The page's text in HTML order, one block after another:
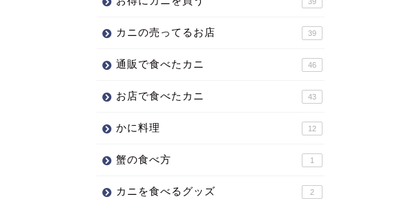
カニの売ってるお店 39
通販で食べたカニ 46
お店で食べたカニ 43
かに料理 12
蟹の食べ方 1
カニを食べるグッズ 2